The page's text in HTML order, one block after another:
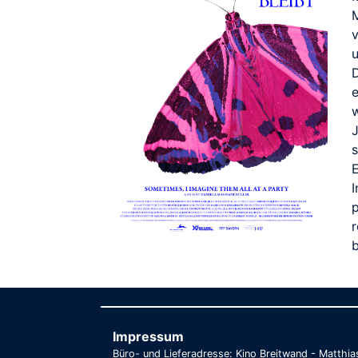
Impressum
Büro- und Lieferadresse: Kino Breitwand -